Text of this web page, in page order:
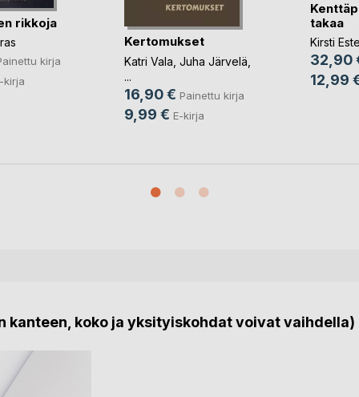
rikkoja
kirja
kirja
Kertomukset
Katri Vala Juha Järvelä
...
16,90 € Painettu kirja
9,99 € E-kirja
takaa
Kirsti
32,90
12,99
koko ja yksityiskohdat voivat vaihdella)